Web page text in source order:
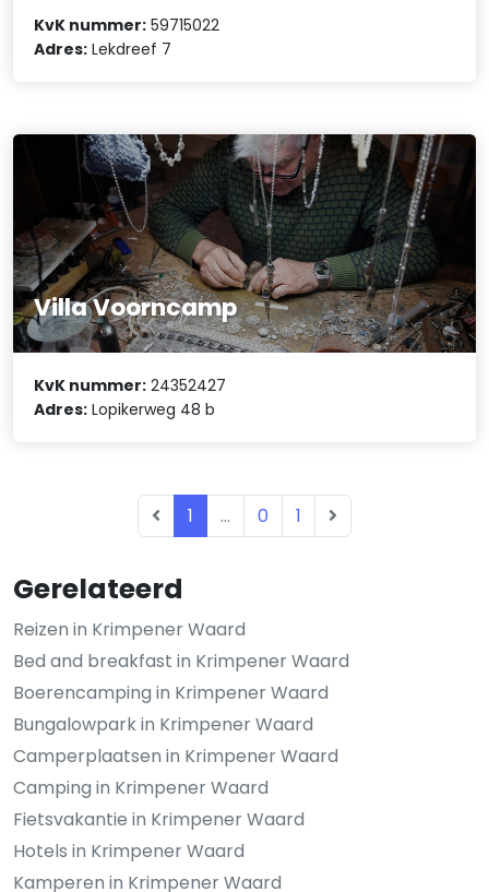
Gerelateerd
Reizen in Krimpener Waard
Bed and breakfast in Krimpener Waard
Boerencamping in Krimpener Waard
Bungalowpark in Krimpener Waard
Camperplaatsen in Krimpener Waard
Camping in Krimpener Waard
Fietsvakantie in Krimpener Waard
Hotels in Krimpener Waard
Kamperen in Krimpener Waard
KvK nummer: 59715022
Adres: Lekdreef 7
Villa Voorncamp
KvK nummer: 24352427
Adres: Lopikerweg 48 b
1 ... 0 1